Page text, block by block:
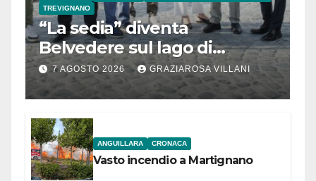
TREVIGNANO
“La sedia” diventa
Belvedere sul lago di
Bracciano: ieri
l’inaugurazione
7 AGOSTO 2026 GRAZIAROSA VILLANI
ANGUILLARA CRONACA
Vasto incendio a Martignano